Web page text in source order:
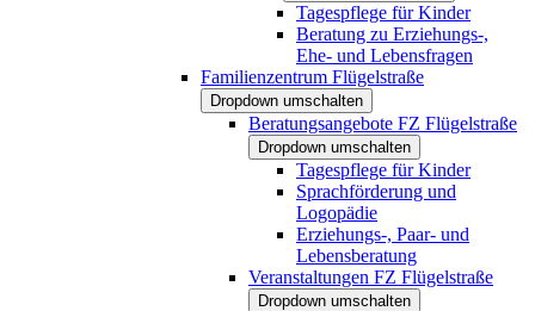
Tagespflege für Kinder
Beratung zu Erziehungs-,
Ehe- und Lebensfragen
Familienzentrum Flügelstraße
Dropdown umschalten
Beratungsangebote FZ Flügelstraße
Dropdown umschalten
Tagespflege für Kinder
Sprachförderung und
Logopädie
Erziehungs-, Paar- und
Lebensberatung
Veranstaltungen FZ Flügelstraße
Dropdown umschalten